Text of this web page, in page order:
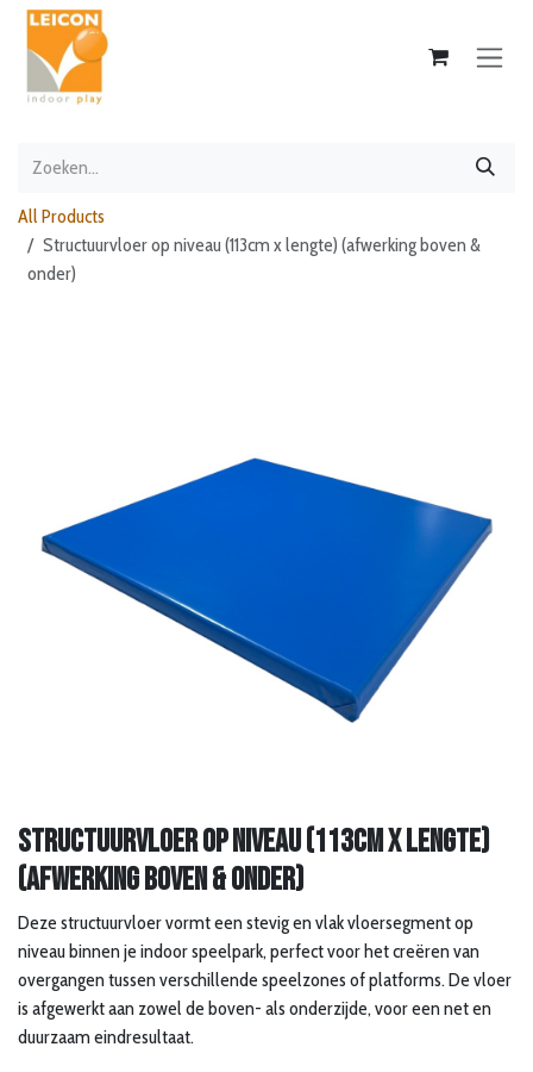
Overslaan naar inhoud
All Products
Structuurvloer op niveau (113cm x lengte) (afwerking boven &
onder)
Structuurvloer op niveau (113cm x lengte)
(afwerking boven & onder)
Deze structuurvloer vormt een stevig en vlak vloersegment op
niveau binnen je indoor speelpark, perfect voor het creëren van
overgangen tussen verschillende speelzones of platforms. De vloer
is afgewerkt aan zowel de boven- als onderzijde, voor een net en
duurzaam eindresultaat.